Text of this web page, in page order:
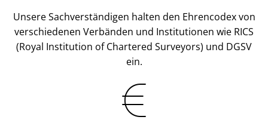
Unsere Sach­ver­stän­di­gen halten den Ehrencodex von
verschiedenen Verbänden und Institutionen wie RICS
(Royal Institution of Chartered Surveyors) und DGSV
ein.